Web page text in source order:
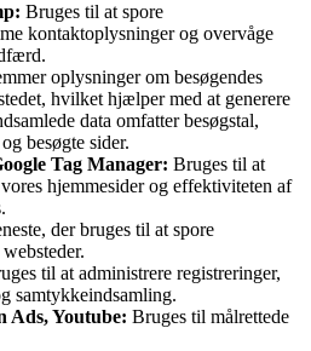
Bruges til at spore
kontaktoplysninger og overvåge
oplysninger om besøgendes
hvilket hjælper med at generere
data omfatter besøgstal,
besøgte sider.
Tag Manager: Bruges til at
hjemmesider og effektiviteten af
der bruges til at spore
til at administrere registreringer,
samtykkeindsamling.
Ads, Youtube: Bruges til målrettede